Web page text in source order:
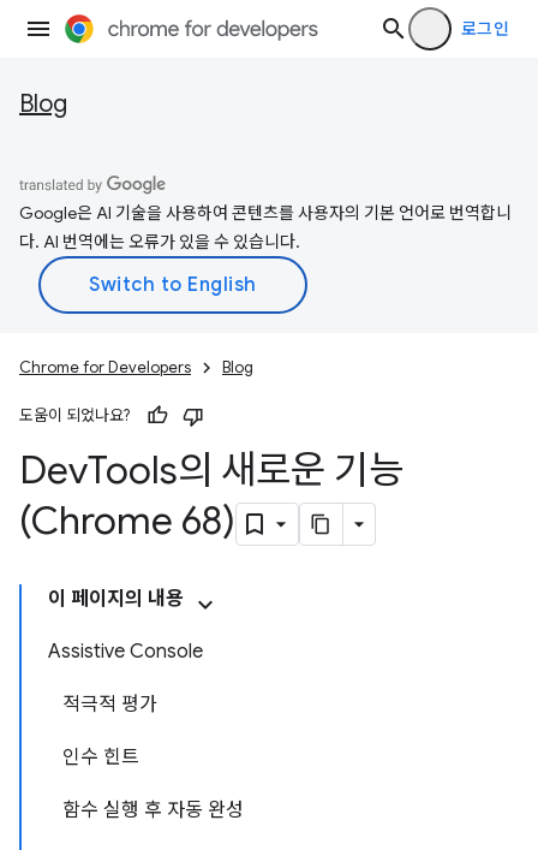
로그인
Blog
Google은 AI 기술을 사용하여 콘텐츠를 사용자의 기본 언어로 번역합니
다. AI 번역에는 오류가 있을 수 있습니다.
Chrome for Developers Blog
도움이 되었나요?
DevTools의 새로운 기능
(Chrome 68)
이 페이지의 내용
Assistive Console
적극적 평가
인수 힌트
함수 실행 후 자동 완성